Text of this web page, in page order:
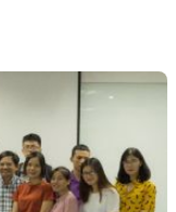
Vietnam?". Buổi
xác nhận chứng
Ngọc Trung
đảo báo chí đến